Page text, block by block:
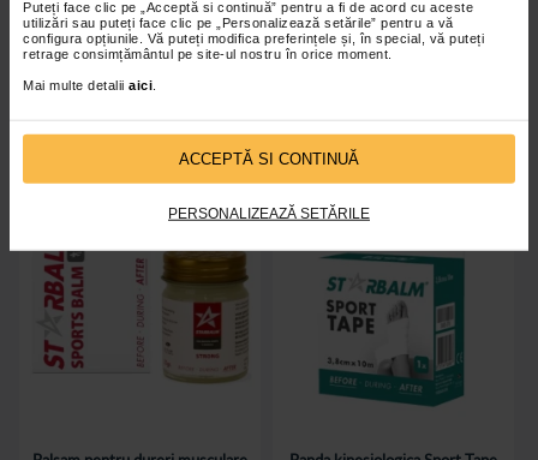
Puteți face clic pe „Acceptă si continuă” pentru a fi de acord cu aceste
utilizări sau puteți face clic pe „Personalizează setările” pentru a vă
configura opțiunile. Vă puteți modifica preferințele și, în special, vă puteți
retrage consimțământul pe site-ul nostru în orice moment.
Mai multe detalii aici
ACCEPTĂ SI CONTINUĂ
PERSONALIZEAZĂ SETĂRILE
Indisponibil